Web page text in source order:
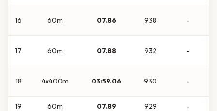
16 60m 07.86 938 -
17 60m 07.88 932 -
18 4x400m 03:59.06 930 -
19 60m 07.89 929 -